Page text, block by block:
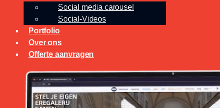
Social media carousel
Social-Videos
Portfolio
Over ons
Offerte aanvragen